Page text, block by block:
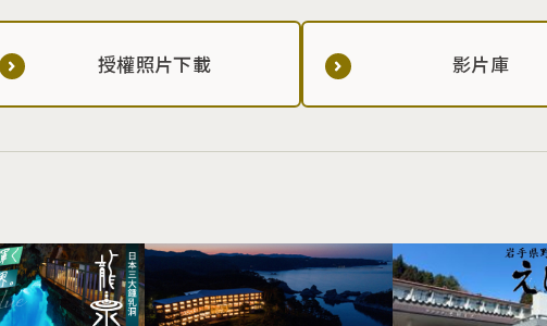
授權照片下載 影片庫